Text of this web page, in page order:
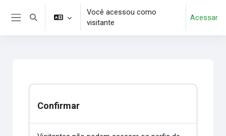
Ir para o conteúdo principal
Alternar entrada de pesquisa
Você acessou como
visitante
Acessar
Confirmar